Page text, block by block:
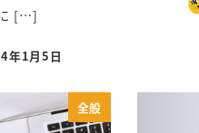
[…]
年1月5日
全般